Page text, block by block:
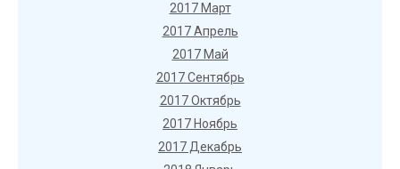
2017 Март
2017 Апрель
2017 Май
2017 Сентябрь
2017 Октябрь
2017 Ноябрь
2017 Декабрь